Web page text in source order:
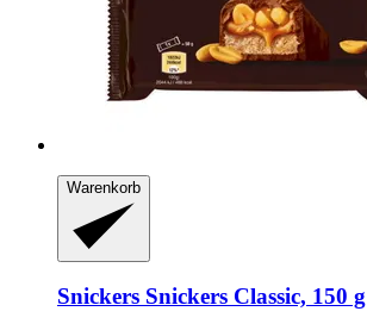
Warenkorb
Snickers Snickers Classic, 150 g